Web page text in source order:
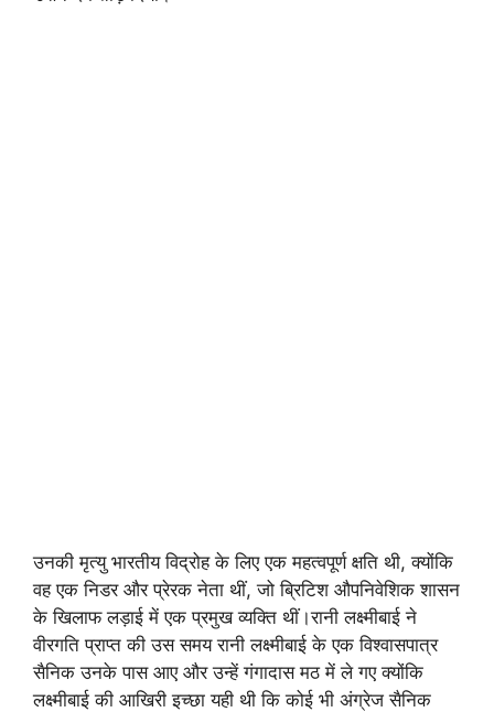
उनकी मृत्यु भारतीय विद्रोह के लिए एक महत्वपूर्ण क्षति थी, क्योंकि
वह एक निडर और प्रेरक नेता थीं, जो ब्रिटिश औपनिवेशिक शासन
के खिलाफ लड़ाई में एक प्रमुख व्यक्ति थीं।रानी लक्ष्मीबाई ने
वीरगति प्राप्त की उस समय रानी लक्ष्मीबाई के एक विश्वासपात्र
सैनिक उनके पास आए और उन्हें गंगादास मठ में ले गए क्योंकि
लक्ष्मीबाई की आखिरी इच्छा यही थी कि कोई भी अंग्रेज सैनिक